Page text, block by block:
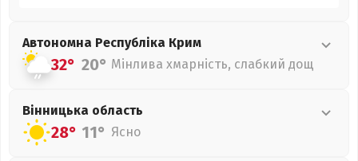
Автономна Республіка Крим
32° 20° Мінлива хмарність, слабкий дощ
Вінницька область
28° 11° Ясно